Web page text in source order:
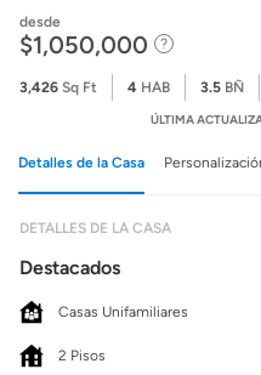
desde
$1,050,000
3,426 Sq Ft 4 HAB 3.5 BÑ
ÚLTIMA
Detalles de la Casa
DETALLES DE LA CASA
Destacados
Casas Unifamiliares
2 Pisos